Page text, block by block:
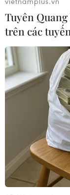
Khu vực quanh
những con thú
Tuyên
trên các